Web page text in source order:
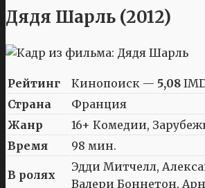
Дядя Шарль (2012)
Рейтинг Кинопоиск — 5,08
Страна
Франция
Жанр
16+ Комедии,
Время
98 мин.
В ролях
Эдди Митчелл,
Валери Боннетон,